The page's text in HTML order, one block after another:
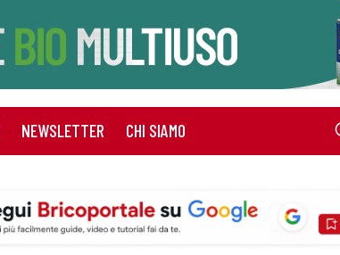
NEWSLETTER CHI SIAMO